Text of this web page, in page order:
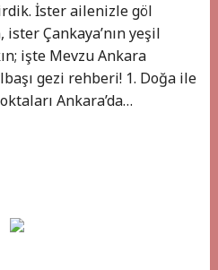
İster ailenizle göl
ister Çankaya’nın yeşil
işte Mevzu Ankara
gezi rehberi! 1. Doğa ile
Ankara’da…